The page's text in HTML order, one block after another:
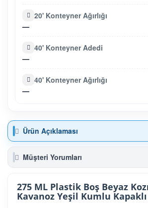
20' Konteyner Ağırlığı
—
40' Konteyner Adedi
—
40' Konteyner Ağırlığı
—
Ürün Açıklaması
Müşteri Yorumları
275 ML Plastik Boş Beyaz
Kavanoz Yeşil Kumlu Kapaklı